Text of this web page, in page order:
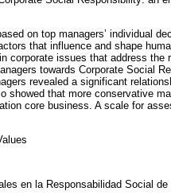
on top managers’ individual
that influence and shape
corporate issues that address
towards Corporate Social
revealed a significant
showed that more conservative
core business. A scale for
en la Responsabilidad Social